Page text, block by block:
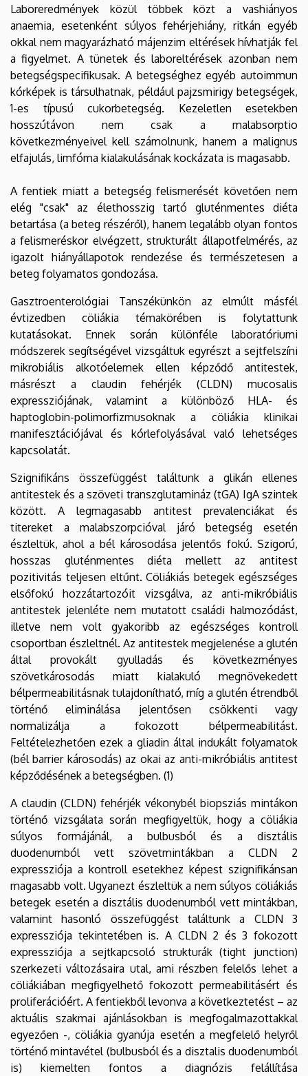
Laboreredmények közül többek közt a vashiányos
anaemia, esetenként súlyos fehérjehiány, ritkán egyéb
okkal nem magyarázható májenzim eltérések hívhatják fel
a figyelmet. A tünetek és laboreltérések azonban nem
betegségspecifikusak. A betegséghez egyéb autoimmun
kórképek is társulhatnak, például pajzsmirigy betegségek,
1-es típusú cukorbetegség. Kezeletlen esetekben
hosszútávon nem csak a malabsorptio
következményeivel kell számolnunk, hanem a malignus
elfajulás, limfóma kialakulásának kockázata is magasabb.
A fentiek miatt a betegség felismerését követően nem
elég "csak" az élethosszig tartó gluténmentes diéta
betartása (a beteg részéről), hanem legalább olyan fontos
a felismeréskor elvégzett, strukturált állapotfelmérés, az
igazolt hiányállapotok rendezése és természetesen a
beteg folyamatos gondozása.
Gasztroenterológiai Tanszékünkön az elmúlt másfél
évtizedben cöliákia témakörében is folytattunk
kutatásokat. Ennek során különféle laboratóriumi
módszerek segítségével vizsgáltuk egyrészt a sejtfelszíni
mikrobiális alkotóelemek ellen képződő antitestek,
másrészt a claudin fehérjék (CLDN) mucosalis
expressziójának, valamint a különböző HLA- és
haptoglobin-polimorfizmusoknak a cöliákia klinikai
manifesztációjával és kórlefolyásával való lehetséges
kapcsolatát.
Szignifikáns összefüggést találtunk a glikán ellenes
antitestek és a szöveti transzglutamináz (tGA) IgA szintek
között. A legmagasabb antitest prevalenciákat és
titereket a malabszorpcióval járó betegség esetén
észleltük, ahol a bél károsodása jelentős fokú. Szigorú,
hosszas gluténmentes diéta mellett az antitest
pozitivitás teljesen eltűnt. Cöliákiás betegek egészséges
elsőfokú hozzátartozóit vizsgálva, az anti-mikróbiális
antitestek jelenléte nem mutatott családi halmozódást,
illetve nem volt gyakoribb az egészséges kontroll
csoportban észleltnél. Az antitestek megjelenése a glutén
által provokált gyulladás és következményes
szövetkárosodás miatt kialakuló megnövekedett
bélpermeabilitásnak tulajdonítható, míg a glutén étrendből
történő eliminálása jelentősen csökkenti vagy
normalizálja a fokozott bélpermeabilitást.
Feltételezhetően ezek a gliadin által indukált folyamatok
(bél barrier károsodás) az okai az anti-mikróbiális antitest
képződésének a betegségben. (1)
A claudin (CLDN) fehérjék vékonybél biopsziás mintákon
történő vizsgálata során megfigyeltük, hogy a cöliákia
súlyos formájánál, a bulbusból és a disztális
duodenumból vett szövetmintákban a CLDN 2
expressziója a kontroll esetekhez képest szignifikánsan
magasabb volt. Ugyanezt észleltük a nem súlyos cöliákiás
betegek esetén a disztális duodenumból vett mintákban,
valamint hasonló összefüggést találtunk a CLDN 3
expressziója tekintetében is. A CLDN 2 és 3 fokozott
expressziója a sejtkapcsoló strukturák (tight junction)
szerkezeti változásaira utal, ami részben felelős lehet a
cöliákiában megfigyelhető fokozott permeabilitásért és
proliferációért. A fentiekből levonva a következtetést – az
aktuális szakmai ajánlásokban is megfogalmazottakkal
egyezően -, cöliákia gyanúja esetén a megfelelő helyről
történő mintavétel (bulbusból és a disztalis duodenumból
is) kiemelten fontos a diagnózis felállítása